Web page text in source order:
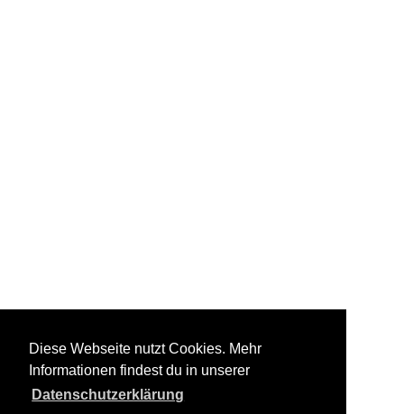
Diese Webseite nutzt Cookies. Mehr
Informationen findest du in unserer
Datenschutzerklärung